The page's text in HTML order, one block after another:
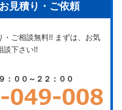
見積り・ご依頼
・ご相談無料!! まずは、お気
談下さい!!
００～２２：００